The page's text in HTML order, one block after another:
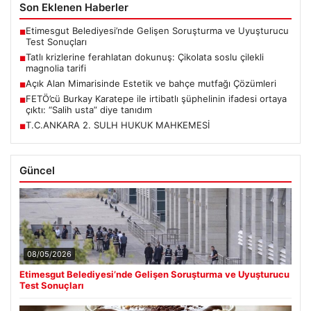
Son Eklenen Haberler
■Etimesgut Belediyesi’nde Gelişen Soruşturma ve Uyuşturucu
Test Sonuçları
■Tatlı krizlerine ferahlatan dokunuş: Çikolata soslu çilekli
magnolia tarifi
■Açık Alan Mimarisinde Estetik ve bahçe mutfağı Çözümleri
■FETÖ’cü Burkay Karatepe ile irtibatlı şüphelinin ifadesi ortaya
çıktı: “Salih usta” diye tanıdım
■T.C.ANKARA 2. SULH HUKUK MAHKEMESİ
Güncel
08/05/2026
Etimesgut Belediyesi’nde Gelişen Soruşturma ve Uyuşturucu
Test Sonuçları